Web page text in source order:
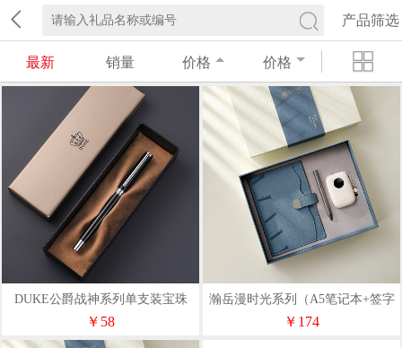
产品筛选
最新 销量 价格 价格
DUKE公爵战神系列单支装宝珠
笔/钢笔商务书写笔
￥58
瀚岳漫时光系列（A5笔记本+签字
笔+充电宝）
￥174